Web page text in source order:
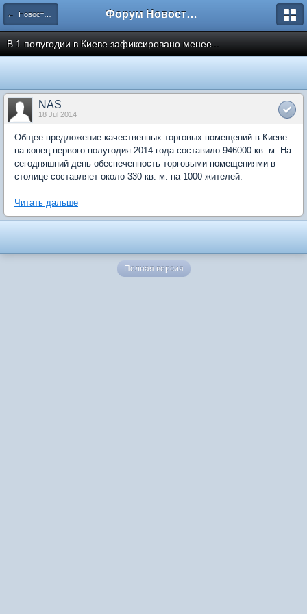
← Новости рынка недвижимости Форум Новостройки
В 1 полугодии в Киеве зафиксировано менее...
NAS
18 Jul 2014
Общее предложение качественных торговых помещений в Киеве
на конец первого полугодия 2014 года составило 946000 кв. м. На
сегодняшний день обеспеченность торговыми помещениями в
столице составляет около 330 кв. м. на 1000 жителей.
Читать дальше
Полная версия